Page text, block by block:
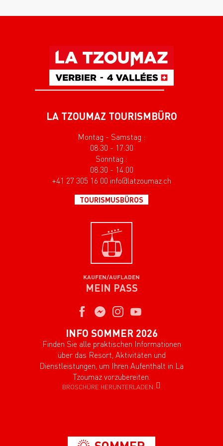
LA TZOUMAZ TOURISMBÜRO
Montag - Samstag :
08:30 - 17:30
Sonntag :
08:30 - 14:00
+41 27 305 16 00 info@latzoumaz.ch
TOURISMUSBÜROS
KAUFEN/AUFLADEN
MEIN PASS
INFO SOMMER 2026
Finden Sie alle praktischen Informationen
über das Resort, Aktivitäten und
Dienstleistungen, um Ihren Aufenthalt in La
Tzoumaz vorzubereiten.
BROSCHÜRE HERUNTERLADEN